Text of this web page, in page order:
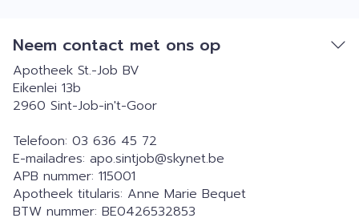
Neem contact met ons op
Apotheek St.-Job BV
Eikenlei 13b
2960 Sint-Job-in't-Goor
Telefoon: 03 636 45 72
E-mailadres: apo.sintjob@skynet.be
APB nummer: 115001
Apotheek titularis: Anne Marie Bequet
BTW nummer: BE0426532853